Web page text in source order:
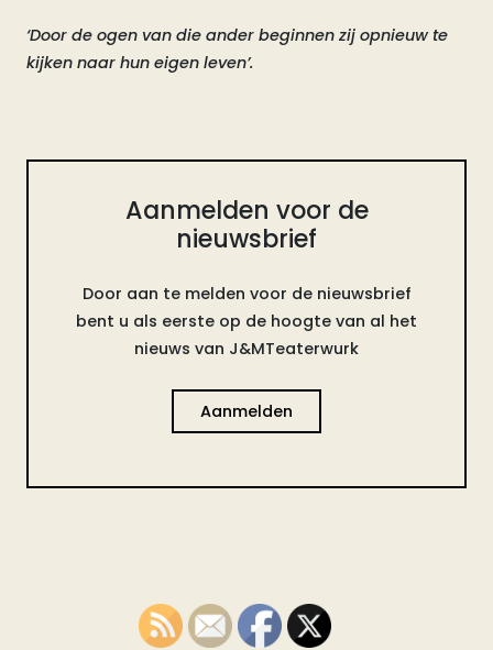
‘Door de ogen van die ander beginnen zij opnieuw te
kijken naar hun eigen leven’.
Aanmelden voor de
nieuwsbrief
Door aan te melden voor de nieuwsbrief
bent u als eerste op de hoogte van al het
nieuws van J&MTeaterwurk
Aanmelden